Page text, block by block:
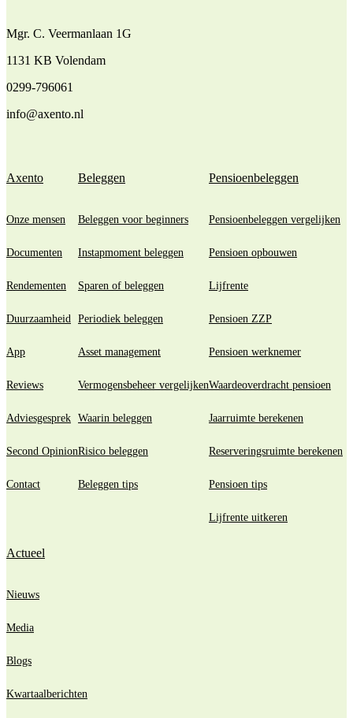
Mgr. C. Veermanlaan 1G
1131 KB Volendam
0299-796061
info@axento.nl
Axento
Onze mensen
Documenten
Rendementen
Duurzaamheid
App
Reviews
Adviesgesprek
Second Opinion
Contact
Beleggen
Beleggen voor beginners
Instapmoment beleggen
Sparen of beleggen
Periodiek beleggen
Asset management
Vermogensbeheer vergelijken
Waarin beleggen
Risico beleggen
Beleggen tips
Pensioenbeleggen
Pensioenbeleggen vergelijken
Pensioen opbouwen
Lijfrente
Pensioen ZZP
Pensioen werknemer
Waardeoverdracht pensioen
Jaarruimte berekenen
Reserveringsruimte berekenen
Pensioen tips
Lijfrente uitkeren
Actueel
Nieuws
Media
Blogs
Kwartaalberichten